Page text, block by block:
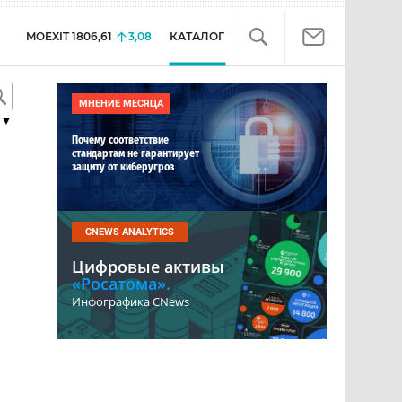
MOEXIT 1806,61 3,08 КАТАЛОГ
МНЕНИЕ МЕСЯЦА
Почему соответствие
стандартам не гарантирует
защиту от киберугроз
CNEWS ANALYTICS
Цифровые активы
«Росатома».
Инфографика CNews